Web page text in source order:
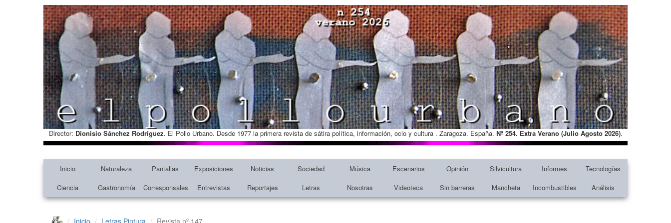
Director: Dionisio Sánchez Rodríguez. El Pollo Urbano. Desde 1977 la primera revista de sátira política, información, ocio y cultura . Zaragoza. España. Nº 254. Extra Verano (Julio Agosto 2026).
Inicio Naturaleza Pantallas Exposiciones Noticias Sociedad Música Escenarios Opinión Silvicultura Informes
Tecnologías
Ciencia
Gastronomía Corresponsales Entrevistas Reportajes Letras Nosotras Videoteca Sin barreras Mancheta Incombustibles Análisis
Inicio Letras Pintura Revista nº 147